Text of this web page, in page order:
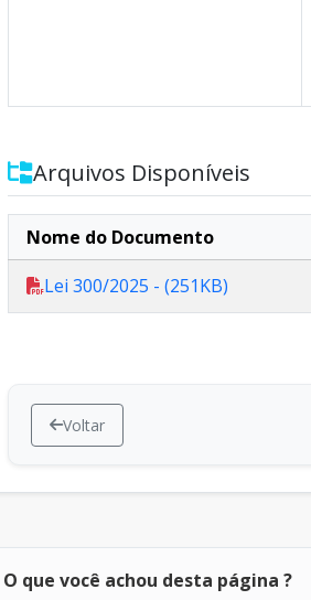
Arquivos Disponíveis
Nome do Documento
Lei 300/2025 - (251KB)
Voltar
O que você achou desta página ?